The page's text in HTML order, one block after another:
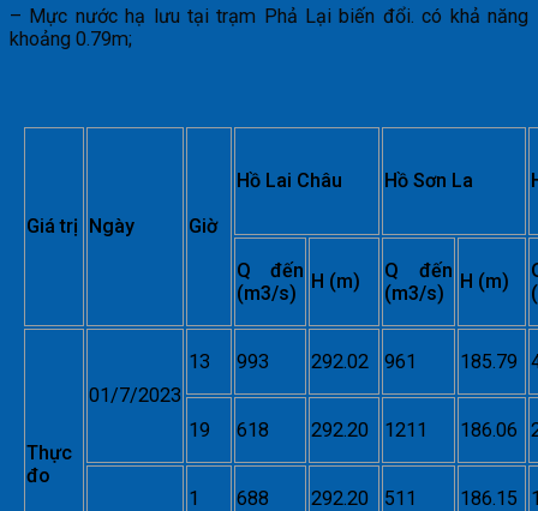
– Mực nước hạ lưu tại trạm Phả Lại biến đổi. có khả năng
khoảng 0.79m;
Giá trị Ngày Giờ
Hồ Lai Châu Hồ Sơn La
Q đến
(m3/s)
H (m)
Q đến
(m3/s)
H (m)
Thực
đo
01/7/2023
13 993 292.02 961 185.79
19 618 292.20 1211 186.06
1 688 292.20 511 186.15